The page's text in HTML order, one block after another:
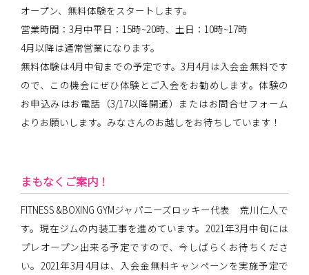
オープン、無料体験をスタートします。
営業時間：3月中平日：15時~20時、土日：10時~17時
4月以降は通常営業になります。
無料体験は4月中旬までの予定です。3月4月は入会金無料です
ので、この機会にぜひ体験とご入会をお勧めします。体験の
お申込みはお電話（3/17以降開通）またはお問合せフォーム
よりお願いします。みなさんのお越しをお待ちしています！
まもなくご案内！
FITNESS &BOXING GYMジャパニーズロッキー代表 荒川仁人で
す。現在ジムの内装工事を進めています。2021年3月中旬には
プレオープン出来る予定ですので、今しばらくお待ちくださ
い。2021年3月4月は、入会金無料キャンペーンを実施予定で